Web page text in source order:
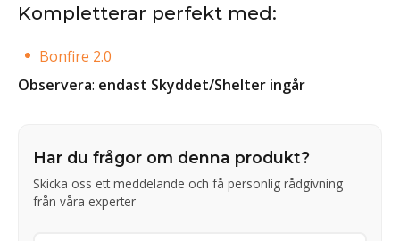
Kompletterar perfekt med:
Bonfire 2.0
Observera: endast Skyddet/Shelter ingår
Har du frågor om denna produkt?
Skicka oss ett meddelande och få personlig rådgivning
från våra experter